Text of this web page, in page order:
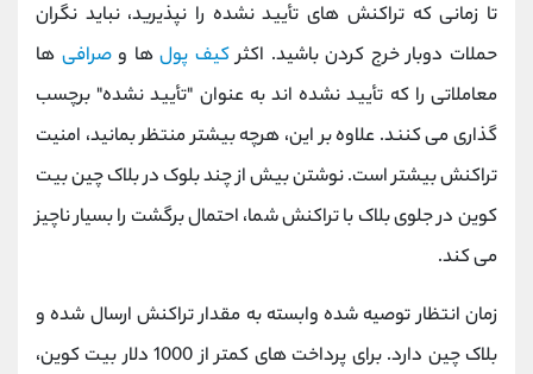
تا زمانی که تراکنش های تأیید نشده را نپذیرید، نباید نگران
حملات دوبار خرج کردن باشید. اکثرکیف پولها وصرافی ها
معاملاتی را که تأیید نشده اند به عنوان "تأیید نشده" برچسب
گذاری می کنند. علاوه بر این، هرچه بیشتر منتظر بمانید، امنیت
تراکنش بیشتر است. نوشتن بیش از چند بلوک در بلاک چین بیت
کوین در جلوی بلاک با تراکنش شما، احتمال برگشت را بسیار ناچیز
می کند.
زمان انتظار توصیه شده وابسته به مقدار تراکنش ارسال شده و
بلاک چین دارد. برای پرداخت های کمتر از 1000 دلار بیت کوین،